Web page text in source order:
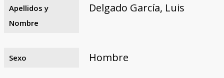
Razones y objetivos
El equipo
Colaboradores
Fuentes documentales
Apellidos y
Nombre
Delgado García, Luis
Sexo Hombre